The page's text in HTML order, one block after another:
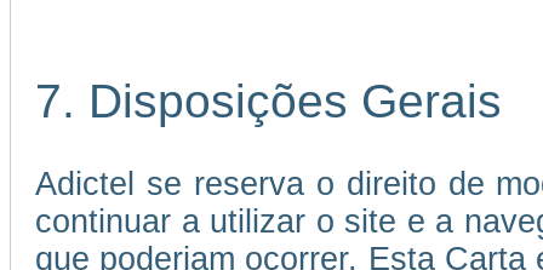
7. Disposições Gerais
Adictel se reserva o direito de
continuar a utilizar o site e a
que poderiam ocorrer. Esta